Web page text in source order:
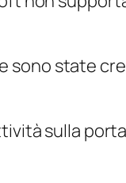
sono state
sulla